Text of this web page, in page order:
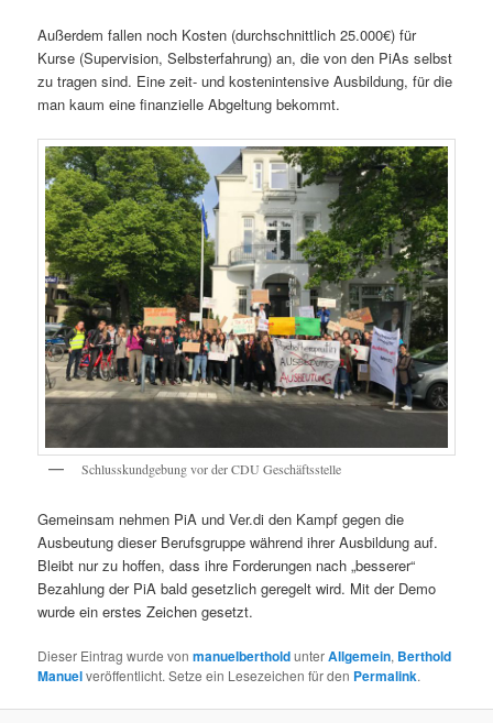
Außerdem fallen noch Kosten (durchschnittlich 25.000€) für
Kurse (Supervision, Selbsterfahrung) an, die von den PiAs selbst
zu tragen sind. Eine zeit- und kostenintensive Ausbildung, für die
man kaum eine finanzielle Abgeltung bekommt.
Schlusskundgebung vor der CDU Geschäftsstelle
Gemeinsam nehmen PiA und Ver.di den Kampf gegen die
Ausbeutung dieser Berufsgruppe während ihrer Ausbildung auf.
Bleibt nur zu hoffen, dass ihre Forderungen nach „besserer“
Bezahlung der PiA bald gesetzlich geregelt wird. Mit der Demo
wurde ein erstes Zeichen gesetzt.
Dieser Eintrag wurde vonmanuelbertholdunterAllgemein, Berthold
Manuelveröffentlicht. Setze ein Lesezeichen für den Permalink.